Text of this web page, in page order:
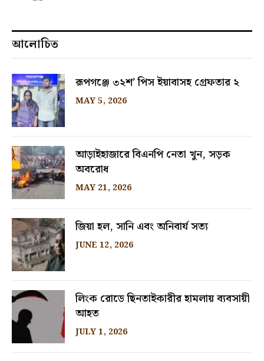
আলোচিত
রূপগঞ্জে ৩২শ’ পিস ইয়াবাসহ গ্রেফতার ২
MAY 5, 2026
আড়াইহাজারে বিএনপি নেতা খুন, সড়ক
অবরোধ
MAY 21, 2026
জিয়া হল, সানি এবং অনিবার্য সত্য
JUNE 12, 2026
লিংক রোডে ছিনতাইকারীর হামলায় ব্যবসায়ী
আহত
JULY 1, 2026